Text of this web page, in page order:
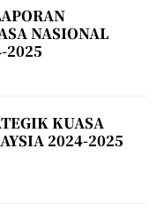
NASIONAL
2025
KUASA
2024-2025